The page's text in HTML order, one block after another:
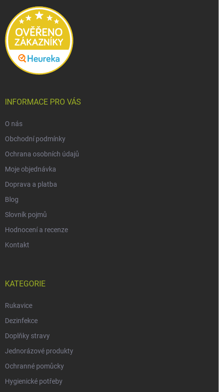
INFORMACE PRO VÁS
O nás
Obchodní podmínky
Ochrana osobních údajů
Moje objednávka
Doprava a platba
Blog
Slovník pojmů
Hodnocení a recenze
Kontakt
KATEGORIE
Rukavice
Dezinfekce
Doplňky stravy
Jednorázové produkty
Ochranné pomůcky
Hygienické potřeby